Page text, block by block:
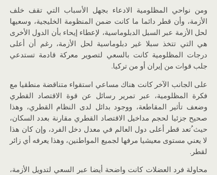
ومن نواحي المظلومية الادعاء بجهل الأسباب التي تقف خلف
الأزمة، وأن قطر دائما ما كانت ضمن المنظومة الخليجية، وسعيها
لحل الأزمة عبر السبل الدبلوماسية، لإعطاء إيحاء بأن الدول الأخرى
هي التي تتخذ سبلا غير دبلوماسية لحل الأزمة، رغم أن أعلى
درجات المظلومية كانت بالسعي لتصوير معركة قادمة تستدعي
جلب قوات من إيران أو من تركيا.
على الجانب الآخر كانت هناك مساعي استقواء متناقضة منطقيا مع
فكرة المظلومية، عبر تمرير رسائل عن قوة الاقتصاد القطري
وضعف تأثير المقاطعة، ووجود بدائل لدى النظام القطري، وهذا
صحيح جزئيا لحجم مداخيل الاقتصاد القطري مقارنة بعدد السكان،
حيث ُتعد قطر أعلى دول العالم في معدل دخل الفرد، وإن كان هذا
لا يعني مستوى معيشيا مرفها لجميع المواطنين، وهذا يعرفه أي زائر
لقطر.
محاولة فرد العضلات كانت واضحة أيضا عبر السعي لتدويل الأزمة،